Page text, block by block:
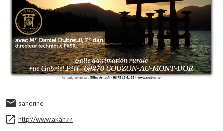
sandrine
http://www.akan74